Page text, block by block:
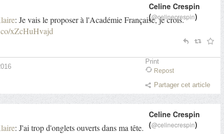
: Je vais le proposer à l'Académie Française, je crois.
xZcHuHvajd
Celine Crespin
(@celinecrespin)
Print
Repost
Partager cet article
: J'ai trop d'onglets ouverts dans ma tête.
Celine Crespin
(@celinecrespin)